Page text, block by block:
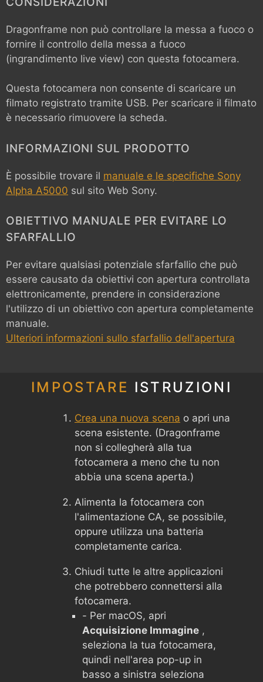
Dragonframe non può controllare la messa a fuoco o
fornire il controllo della messa a fuoco
(ingrandimento live view) con questa fotocamera.
Questa fotocamera non consente di scaricare un
filmato registrato tramite USB. Per scaricare il filmato
è necessario rimuovere la scheda.
INFORMAZIONI SUL PRODOTTO
È possibile trovare il manuale e le specifiche Sony
Alpha A5000 sul sito Web Sony.
OBIETTIVO MANUALE PER EVITARE LO
SFARFALLIO
Per evitare qualsiasi potenziale sfarfallio che può
essere causato da obiettivi con apertura controllata
elettronicamente, prendere in considerazione
l'utilizzo di un obiettivo con apertura completamente
manuale.
Ulteriori informazioni sullo sfarfallio dell'apertura
IMPOSTARE ISTRUZIONI
Crea una nuova scena o apri una
scena esistente. (Dragonframe
non si collegherà alla tua
fotocamera a meno che tu non
abbia una scena aperta.)
Alimenta la fotocamera con
l'alimentazione CA, se possibile,
oppure utilizza una batteria
completamente carica.
Chiudi tutte le altre applicazioni
che potrebbero connettersi alla
fotocamera.
- Per macOS, apri
Acquisizione Immagine ,
seleziona la tua fotocamera,
quindi nell'area pop-up in
basso a sinistra seleziona